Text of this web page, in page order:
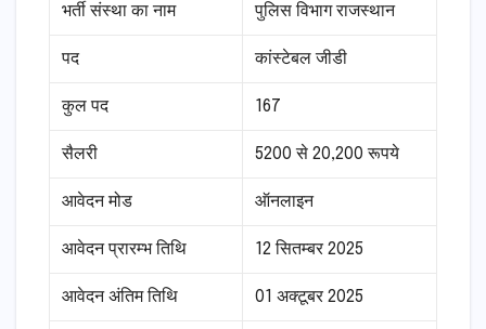
भर्ती संस्था का नाम पुलिस विभाग राजस्थान
पद कांस्टेबल जीडी
कुल पद 167
सैलरी 5200 से 20,200 रूपये
आवेदन मोड ऑनलाइन
आवेदन प्रारम्भ तिथि 12 सितम्बर 2025
आवेदन अंतिम तिथि 01 अक्टूबर 2025